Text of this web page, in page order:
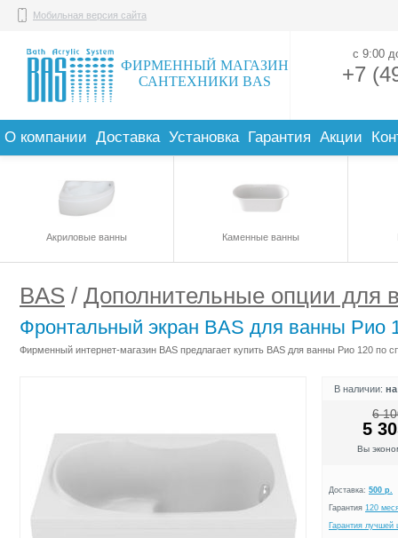
ФИРМЕННЫЙ МАГАЗИН
САНТЕХНИКИ BAS
Мобильная версия сайта
+7
с 9:00
О компании Доставка Установка Гарантия Акции
Акриловые ванны Каменные ванны
BAS / Дополнительные опции для
Фронтальный экран BAS для ванны Рио
Фирменный интернет-магазин BAS предлагает купить BAS для ванны Рио 120 по
В наличии:
6
5
Вы
Доставка: 500 р.
Гарантия 120
Гарантия лучшей